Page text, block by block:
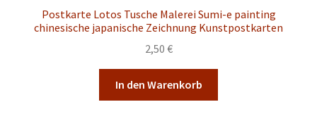
Postkarte Lotos Tusche Malerei Sumi-e painting
chinesische japanische Zeichnung Kunstpostkarten
2,50 €
In den Warenkorb